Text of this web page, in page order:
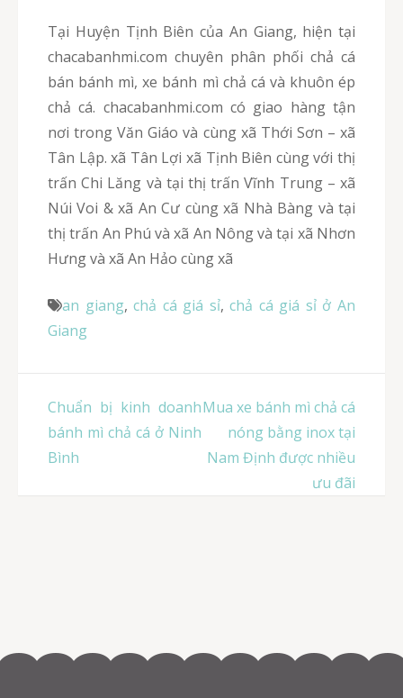
Tại Huyện Tịnh Biên của An Giang, hiện tại
chacabanhmi.com chuyên phân phối chả cá
bán bánh mì, xe bánh mì chả cá và khuôn ép
chả cá. chacabanhmi.com có giao hàng tận
nơi trong Văn Giáo và cùng xã Thới Sơn – xã
Tân Lập. xã Tân Lợi xã Tịnh Biên cùng với thị
trấn Chi Lăng và tại thị trấn Vĩnh Trung – xã
Núi Voi & xã An Cư cùng xã Nhà Bàng và tại
thị trấn An Phú và xã An Nông và tại xã Nhơn
Hưng và xã An Hảo cùng xã
an giang,chả cá giá sỉ,chả cá giá sỉ ở An
Giang
Điều
hướng
bài
Chuẩn bị kinh doanh
bánh mì chả cá ở Ninh
Bình
Mua xe bánh mì chả cá
nóng bằng inox tại
Nam Định được nhiều
ưu đãi